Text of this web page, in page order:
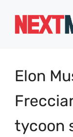
Elon
tycoon